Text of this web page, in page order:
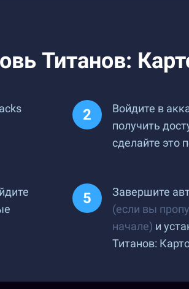
Титанов:
Войдите в
получить
сделайте это
Завершите
(если вы
начале) и
Титанов: